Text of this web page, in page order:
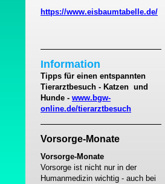
https://www.eisbaumtabelle.de/
Information
Tipps für einen entspannten
Tierarztbesuch - Katzen und
Hunde - www.bgw-
online.de/tierarztbesuch
Vorsorge-Monate
Vorsorge-Monate
Vorsorge ist nicht nur in der
Humanmedizin wichtig - auch bei